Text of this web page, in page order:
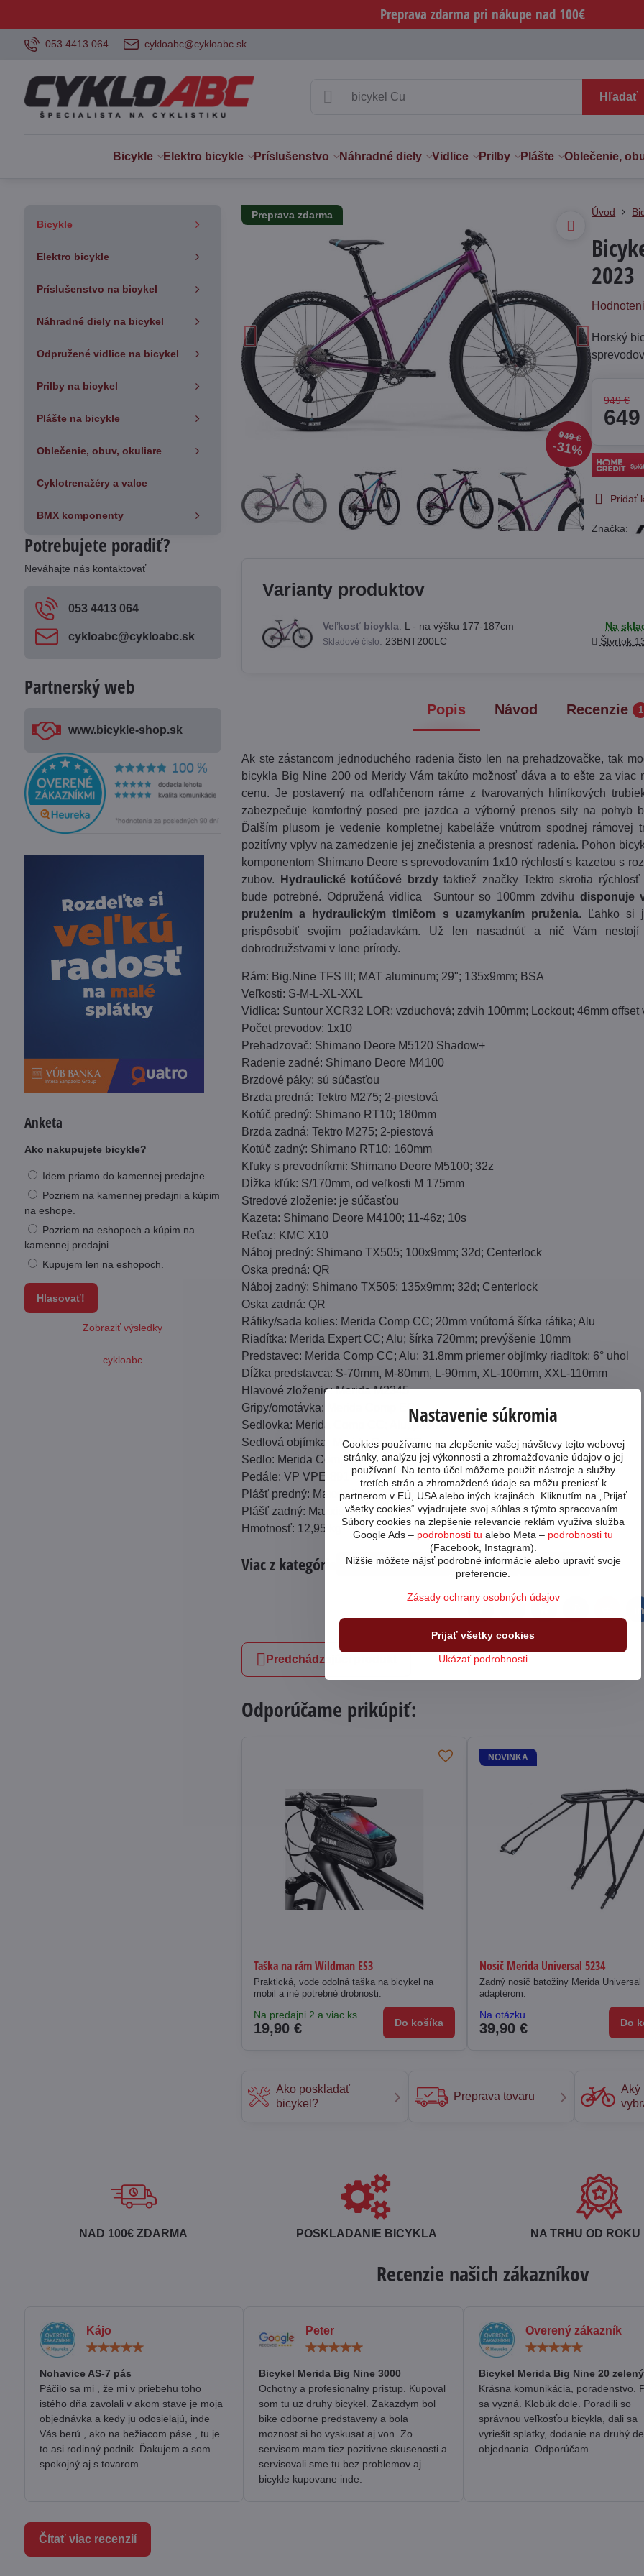
Preprava zdarma pri nákupe nad 100€
053 4413 064 cykloabc@cykloabc.sk
Hľadať
Bicykle Elektro bicykle Príslušenstvo Náhradné diely Vidlice Prilby Plášte Oblečenie,
Preprava zdarma
949 €
31%
Úvod
2023
Horský
949 €
Pridať
Značka:
Varianty produktov
Veľkosť bicykla: L - na výšku 177-187cm
Skladové číslo: 23BNT200LC
Na
Štvrtok
Popis Návod Recenzie 1
Ak ste zástancom jednoduchého radenia čisto len na prehadzovačke, tak
bicykla Big Nine 200 od Meridy Vám takúto možnosť dáva a to ešte za viac
cenu. Je postavený na odľahčenom ráme z tvarovaných hliníkových
zabezpečuje komfortný posed pre jazdca a výborný prenos sily na pohyb
Ďalším plusom je vedenie kompletnej kabeláže vnútrom spodnej rámovej
pozitívny vplyv na zamedzenie jej znečistenia a presnosť radenia. Pohon
komponentom Shimano Deore s sprevodovaním 1x10 rýchlostí s kazetou s
zubov.
Hydraulické kotúčové brzdytaktiež značky Tektro skrotia rýchlosť
bude potrebné. Odpružená vidlica Suntour so 100mm zdvihu disponuje
pružením a hydraulickým tlmičom s uzamykaním pruženia. Ľahko si
prispôsobiť svojim požiadavkám. Už len nasadnúť a nič Vám
dobrodružstvami v lone prírody.
Rám: Big.Nine TFS III; MAT aluminum; 29"; 135x9mm; BSA
Veľkosti: S-M-L-XL-XXL
Vidlica: Suntour XCR32 LOR; vzduchová; zdvih 100mm; Lockout; 46mm offset
Počet prevodov: 1x10
Prehadzovač: Shimano Deore M5120 Shadow+
Radenie zadné: Shimano Deore M4100
Brzdové páky: sú súčasťou
Brzda predná: Tektro M275; 2-piestová
Kotúč predný: Shimano RT10; 180mm
Brzda zadná: Tektro M275; 2-piestová
Kotúč zadný: Shimano RT10; 160mm
Kľuky s prevodníkmi: Shimano Deore M5100; 32z
Dĺžka kľúk: S/170mm, od veľkosti M 175mm
Stredové zloženie: je súčasťou
Kazeta: Shimano Deore M4100; 11-46z; 10s
Reťaz: KMC X10
Náboj predný: Shimano TX505; 100x9mm; 32d; Centerlock
Oska predná: QR
Náboj zadný: Shimano TX505; 135x9mm; 32d; Centerlock
Oska zadná: QR
Ráfiky/sada kolies: Merida Comp CC; 20mm vnútorná šírka ráfika; Alu
Riadítka: Merida Expert CC; Alu; šírka 720mm; prevýšenie 10mm
Predstavec: Merida Comp CC; Alu; 31.8mm priemer objímky riadítok; 6° uhol
Dĺžka predstavca: S-70mm, M-80mm, L-90mm, XL-100mm, XXL-110mm
Hlavové zloženie: Merida M2345
Gripy/omotávka: Merida Comp EC
Sedlovka: Merida Comp CC; Alu; priemer 30.9mm; 0mm offset
Sedlová objímka: Merida Comp QR
Sedlo: Merida Comp CC
Pedále: VP VPE-891
Plášť predný: Maxxis Ikon; 29x2.2"
Plášť zadný: Maxxis Ikon; 29x2.2"
Hmotnosť: 12,95 kg
Viac z kategórie Horské MTB 29" Merida Bicykle
Predchádzajúci produkt
Odporúčame prikúpiť:
Taška na rám Wildman ES3
Praktická, vode odolná taška na bicykel na
mobil a iné potrebné drobnosti.
Na predajni 2 a viac ks
19,90 € Do košíka
NOVINKA
Nosič Merida Universal 5234
Zadný nosič batožiny Merida Universal
adaptérom.
Na otázku
39,90 € Do
Ako poskladať
bicykel?
Preprava tovaru
Aký
Bicykle
Elektro bicykle
Príslušenstvo na bicykel
Náhradné diely na bicykel
Odpružené vidlice na bicykel
Prilby na bicykel
Plášte na bicykle
Oblečenie, obuv, okuliare
Cyklotrenažéry a valce
BMX komponenty
Potrebujete poradiť?
Neváhajte nás kontaktovať
053 4413 064
cykloabc​@cykloabc​.sk
Partnerský web
www​.bicykle-shop​.sk
Anketa
Ako nakupujete bicykle?
Idem priamo do kamennej predajne.
Pozriem na kamennej predajni a kúpim
na eshope.
Pozriem na eshopoch a kúpim na
kamennej predajni.
Kupujem len na eshopoch.
Hlasovať!
Zobraziť výsledky
cykloabc
NAD 100€ ZDARMA POSKLADANIE BICYKLA NA TRHU OD ROKU
Recenzie našich zákazníkov
Kájo
Nohavice AS-7 pás
Páčilo sa mi , že mi v priebehu toho
istého dňa zavolali v akom stave je moja
objednávka a kedy ju odosielajú, inde
Vás berú , ako na bežiacom páse , tu je
to asi rodinný podnik. Ďakujem a som
spokojný aj s tovarom.
Peter
/
5
Bicykel Merida Big Nine 3000
Ochotny a profesionalny pristup. Kupoval
som tu uz druhy bicykel. Zakazdym bol
bike odborne predstaveny a bola
moznost si ho vyskusat aj von. Zo
servisom mam tiez pozitivne skusenosti a
servisovali sme tu bez problemov aj
bicykle kupovane inde.
Overený zákazník
/
5
Bicykel Merida Big Nine 20 zelený
Krásna komunikácia, poradenstvo.
sa vyzná. Klobúk dole. Poradili so
správnou veľkosťou bicykla, dali sa
vyriešit splatky, dodanie na druhý
objednania. Odporúčam.
Čítať viac recenzií
Nastavenie súkromia
Cookies používame na zlepšenie vašej návštevy tejto webovej
stránky, analýzu jej výkonnosti a zhromažďovanie údajov o jej
používaní. Na tento účel môžeme použiť nástroje a služby
tretích strán a zhromaždené údaje sa môžu preniesť k
partnerom v EÚ, USA alebo iných krajinách. Kliknutím na „Prijať
všetky cookies“ vyjadrujete svoj súhlas s týmto spracovaním.
Súbory cookies na zlepšenie relevancie reklám využíva služba
Google Ads – podrobnosti tu alebo Meta – podrobnosti tu
(Facebook, Instagram).
Nižšie môžete nájsť podrobné informácie alebo upraviť svoje
preferencie.
Zásady ochrany osobných údajov
Ukázať podrobnosti
Prijať všetky cookies